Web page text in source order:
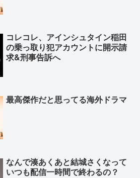
コレコレ、アインシュタイン稲田
の乗っ取り犯アカウントに開示請
求&刑事告訴へ
最高傑作だと思ってる海外ドラマ
なんで湊あくあと結城さくなって
いつも配信一時間で終わるの？